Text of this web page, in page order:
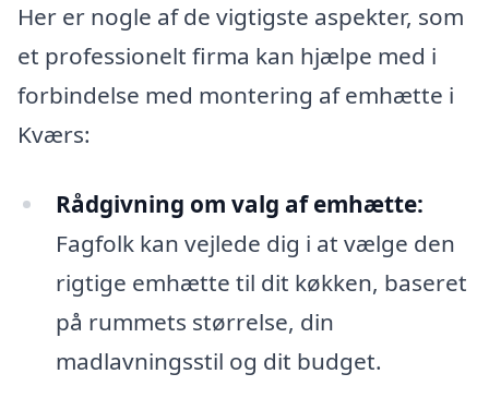
Her er nogle af de vigtigste aspekter, som
et professionelt firma kan hjælpe med i
forbindelse med montering af emhætte i
Kværs:
Rådgivning om valg af emhætte:
Fagfolk kan vejlede dig i at vælge den
rigtige emhætte til dit køkken, baseret
på rummets størrelse, din
madlavningsstil og dit budget.